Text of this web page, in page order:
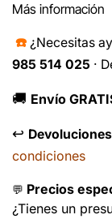
Más información
☎️ ¿Necesitas
985 514 025 ·
🚚 Envío
↩️
condiciones
💬 Precios
¿Tienes un